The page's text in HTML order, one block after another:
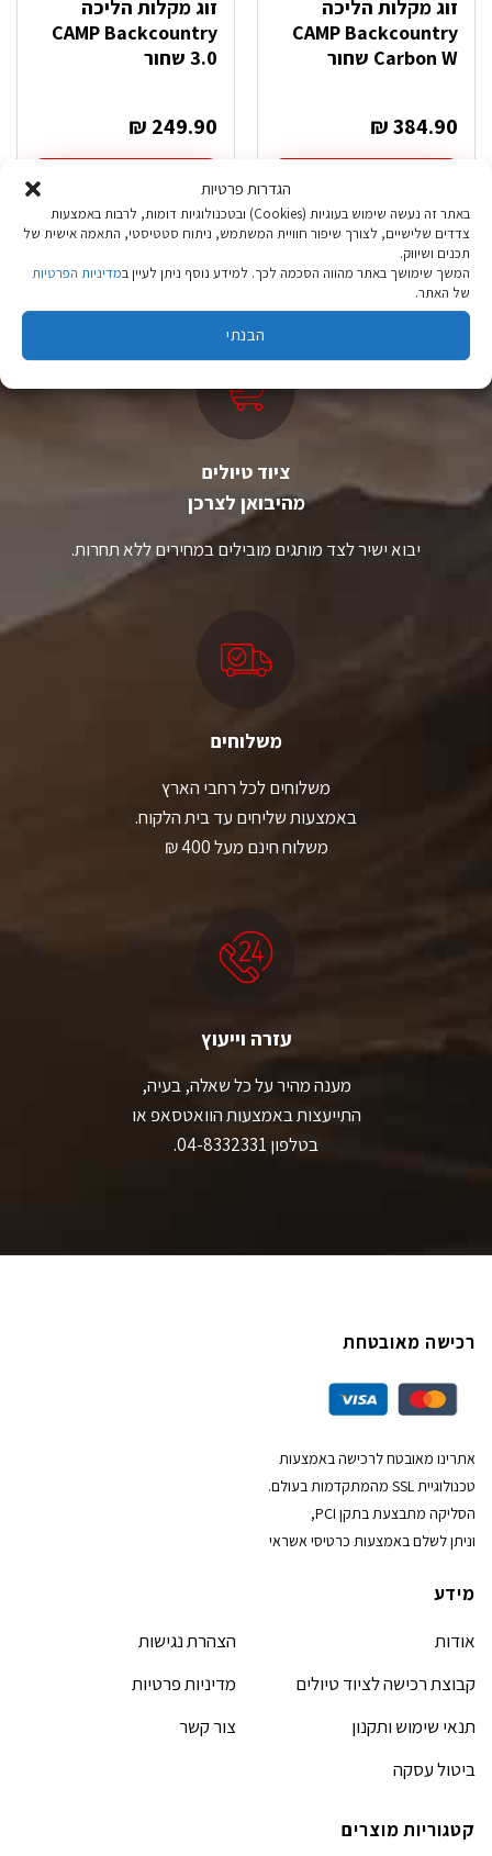
הגדרות פרטיות
באתר זה נעשה שימוש בעוגיות (Cookies) ובטכנולוגיות דומות, לרבות באמצעות
צדדים שלישיים, לצורך שיפור חוויית המשתמש, ניתוח סטטיסטי, התאמה אישית של
תכנים ושיווק.
המשך שימושך באתר מהווה הסכמה לכך. למידע נוסף ניתן לעיין במדיניות הפרטיות
של האתר.
הבנתי
זוג מקלות הליכה
CAMP Backcountry
Carbon W שחור
₪384.90
זוג מקלות הליכה
CAMP Backcountry
3.0 שחור
₪ 249.90
ציוד טיולים
מהיבואן לצרכן
יבוא ישיר לצד מותגים מובילים במחירים ללא תחרות.
משלוחים
משלוחים לכל רחבי הארץ
באמצעות שליחים עד בית הלקוח.
משלוח חינם מעל 400 ₪
עזרה וייעוץ
מענה מהיר על כל שאלה, בעיה,
התייעצות באמצעות הוואטסאפ או
בטלפון 04-8332331.
רכישה מאובטחת
אתרינו מאובטח לרכישה באמצעות
טכנולוגיית SSL מהמתקדמות בעולם.
הסליקה מתבצעת בתקן PCI,
וניתן לשלם באמצעות כרטיסי אשראי
מידע
אודות
קבוצת רכישה לציוד טיולים
תנאי שימוש ותקנון
ביטול עסקה
הצהרת נגישות
מדיניות פרטיות
צור קשר
קטגוריות מוצרים